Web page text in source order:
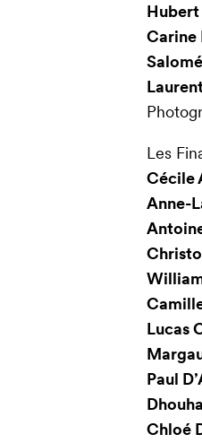
Carine
Les
Cécile
Anne-
Lucas
Paul
Chloé